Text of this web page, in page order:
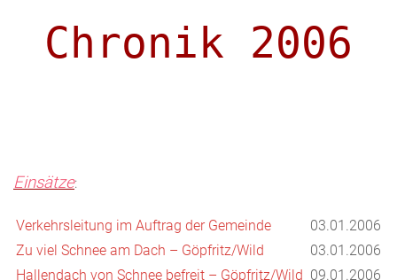
Chronik 2006
Einsätze:
Verkehrsleitung im Auftrag der Gemeinde
03.01.2006
Zu viel Schnee am Dach – Göpfritz/Wild
03.01.2006
Hallendach von Schnee befreit – Göpfritz/Wild 09.01.2006